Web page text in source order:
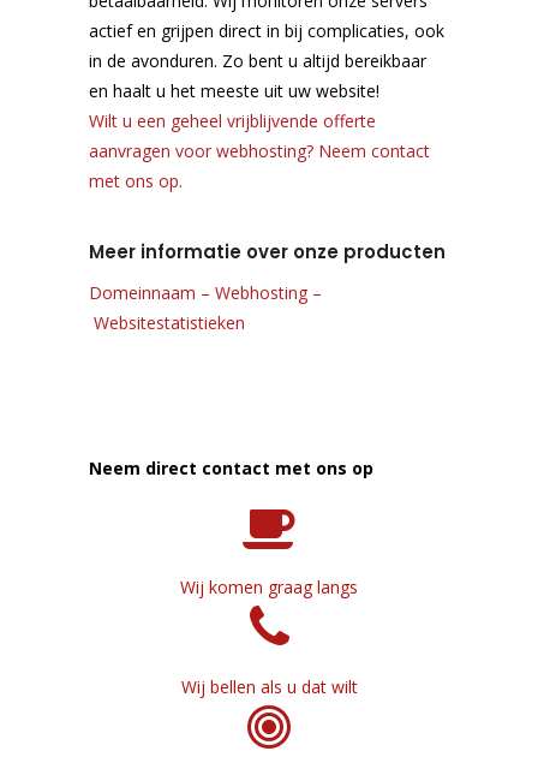
actief en grijpen direct in bij complicaties, ook
in de avonduren. Zo bent u altijd bereikbaar
en haalt u het meeste uit uw website!
Wilt u een geheel vrijblijvende offerte
aanvragen voor webhosting? Neem contact
met ons op.
Meer informatie over onze producten
Domeinnaam – Webhosting –
Websitestatistieken
Neem direct contact met ons op
Wij komen graag langs
Wij bellen als u dat wilt